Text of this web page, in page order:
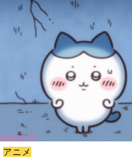
アニメ